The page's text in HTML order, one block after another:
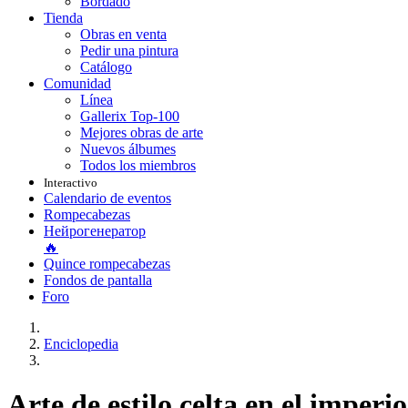
Tienda
Obras en venta
Pedir una pintura
Catálogo
Comunidad
Línea
Gallerix Top-100
Mejores obras de arte
Nuevos álbumes
Todos los miembros
Interactivo
Calendario de eventos
Rompecabezas
Нейрогенератор
🔥
Quince rompecabezas
Fondos de pantalla
Foro
Enciclopedia